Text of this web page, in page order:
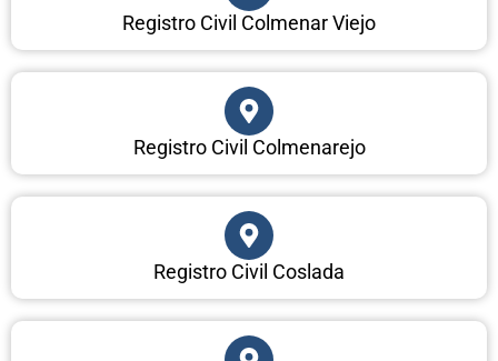
Registro Civil Colmenar Viejo
Registro Civil Colmenarejo
Registro Civil Coslada